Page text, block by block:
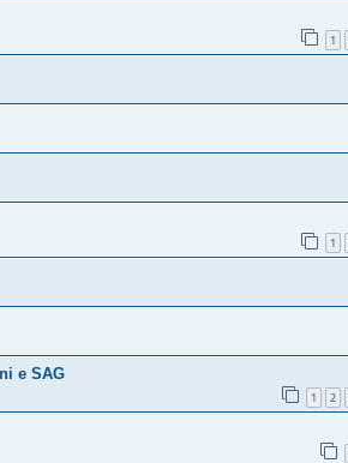
1
1
e SAG
1 2